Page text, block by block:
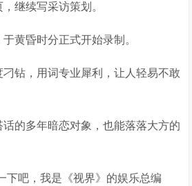
继续写采访策划。
黄昏时分正式开始录制。
钻，用词专业犀利，让人轻易不敢
的多年暗恋对象，也能落落大方的
下吧，我是《视界》的娱乐总编